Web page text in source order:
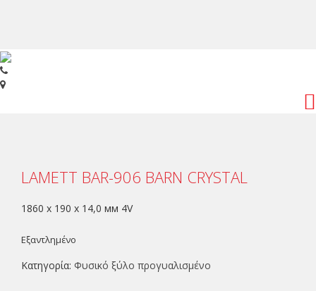
LAMETT BAR-906 BARN CRYSTAL
1860 x 190 x 14,0 мм 4V
Εξαντλημένο
Κατηγορία: Φυσικό ξύλο προγυαλισμένο